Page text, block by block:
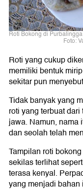
Roti Bokong di
Foto:
Roti yang cukup
memiliki bentuk
sekitar pun
Tidak banyak yang
roti yang terbuat
jawa. Namun, nama
dan seolah telah
Tampilan roti
sekilas terlihat
terasa kenyal.
yang menjadi